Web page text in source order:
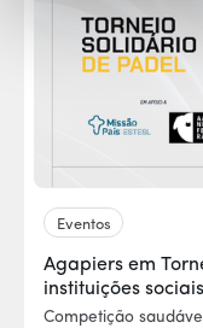
Eventos
Agapiers em
instituições sociais
Competição